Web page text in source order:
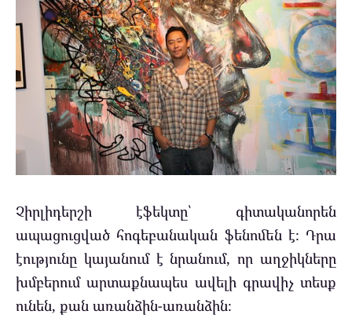
Չիրլիդերշի էֆեկտը՝ գիտականորեն
ապացուցված հոգեբանական ֆենոմեն է։ Դրա
էությունը կայանում է նրանում, որ աղջիկները
խմբերում արտաքնապես ավելի գրավիչ տեսք
ունեն, քան առանձին-առանձին։